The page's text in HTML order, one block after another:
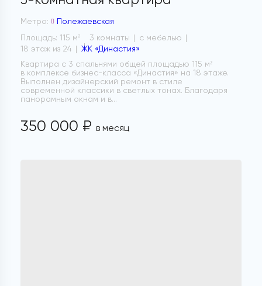
Метро:
Полежаевская
Площадь: 115 м 2 3 комнаты
с мебелью
18 этаж из 24
ЖК «Династия»
Квартира с 3 спальнями общей площадью 115 м²
в комплексе бизнес-класса «Династия» на 18 этаже.
Выполнен дизайнерский ремонт в стиле
современной классики в светлых тонах. Благодаря
панорамным окнам и в...
350 000 ₽ в месяц